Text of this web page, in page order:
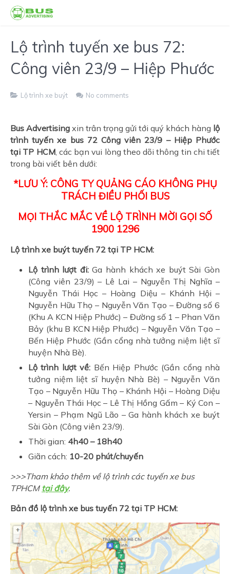
Lộ trình tuyến xe bus 72:
Công viên 23/9 – Hiệp Phước
Lộ trình xe buýt No comments
Bus Advertising xin trân trọng gửi tới quý khách hàng lộ
trình tuyến xe bus 72 Công viên 23/9 – Hiệp Phước
tại TP HCM, các bạn vui lòng theo dõi thông tin chi tiết
trong bài viết bên dưới:
*LƯU Ý: CÔNG TY QUẢNG CÁO KHÔNG PHỤ
TRÁCH ĐIỀU PHỐI BUS
MỌI THẮC MẮC VỀ LỘ TRÌNH MỜI GỌI SỐ
1900 1296
Lộ trình xe buýt tuyến 72 tại TP HCM:
Lộ trình lượt đi:Ga hành khách xe buýt Sài Gòn
(Công viên 23/9) – Lê Lai – Nguyễn Thị Nghĩa –
Nguyễn Thái Học – Hoàng Diệu – Khánh Hội –
Nguyễn Hữu Thọ – Nguyễn Văn Tạo – Đường số 6
(Khu A KCN Hiệp Phước) – Đường số 1 – Phan Văn
Bảy (khu B KCN Hiệp Phước) – Nguyễn Văn Tạo –
Bến Hiệp Phước (Gần cổng nhà tưởng niệm liệt sĩ
huyện Nhà Bè).
Lộ trình lượt về: Bến Hiệp Phước (Gần cổng nhà
tưởng niệm liệt sĩ huyện Nhà Bè) – Nguyễn Văn
Tạo – Nguyễn Hữu Thọ – Khánh Hội – Hoàng Diệu
– Nguyễn Thái Học – Lê Thị Hồng Gấm – Ký Con –
Yersin – Phạm Ngũ Lão – Ga hành khách xe buýt
Sài Gòn (Công viên 23/9).
Thời gian: 4h40 – 18h40
Giãn cách: 10-20 phút/chuyến
>>>Tham khảo thêm về lộ trình các tuyến xe bus
TPHCM tại đây.
Bản đồ lộ trình xe bus tuyến 72 tại TP HCM: